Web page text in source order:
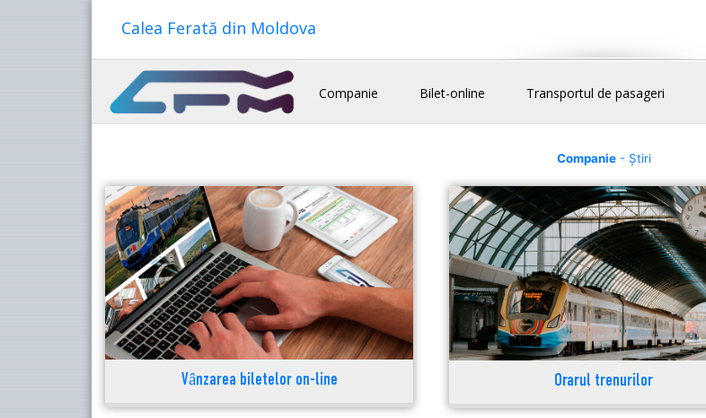
Calea Ferată din Moldova
Companie Bilet-online Transportul de pasageri
Companie- Știri
Vânzarea biletelor on-line Orarul trenurilor